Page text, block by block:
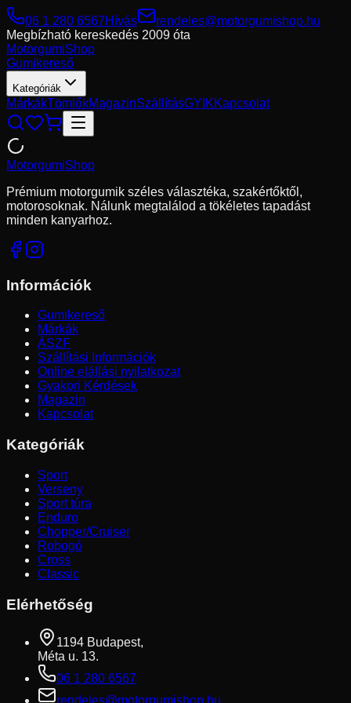
06 1 280 6567Hívás
rendeles@motorgumishop.hu
Megbízható kereskedés 2009 óta
MotorgumiShop
Gumikereső
Kategóriák
MárkákTömlőkMagazinSzállításGYIKKapcsolat
MotorgumiShop
Prémium motorgumik széles választéka, szakértőktől,
motorosoknak. Nálunk megtalálod a tökéletes tapadást
minden kanyarhoz.
Információk
Gumikereső
Márkák
ÁSZF
Szállítási Információk
Online elállási nyilatkozat
Gyakori Kérdések
Magazin
Kapcsolat
Kategóriák
Sport
Verseny
Sport túra
Enduro
Chopper/Cruiser
Robogó
Cross
Classic
Elérhetőség
1194 Budapest,
Méta u. 13.
06 1 280 6567